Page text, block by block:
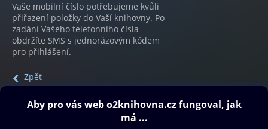
Vaše mobilní číslo potřebujeme kvůli
přiřazení položky do Vaší knihovny. Po
zadání Vašeho telefonního čísla
obdržíte SMS s jednorázovým kódem
pro přihlášení.
Zpět